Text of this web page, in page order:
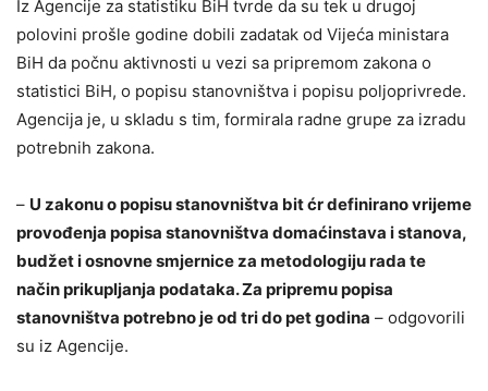
Iz Agencije za statistiku BiH tvrde da su tek u drugoj
polovini prošle godine dobili zadatak od Vijeća ministara
BiH da počnu aktivnosti u vezi sa pripremom zakona o
statistici BiH, o popisu stanovništva i popisu poljoprivrede.
Agencija je, u skladu s tim, formirala radne grupe za izradu
potrebnih zakona.
– U zakonu o popisu stanovništva bit ćr definirano vrijeme
provođenja popisa stanovništva domaćinstava i stanova,
budžet i osnovne smjernice za metodologiju rada te
način prikupljanja podataka. Za pripremu popisa
stanovništva potrebno je od tri do pet godina – odgovorili
su iz Agencije.